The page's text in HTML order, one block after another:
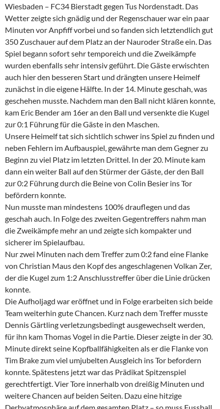
Wiesbaden – FC34 Bierstadt gegen Tus Nordenstadt. Das
Wetter zeigte sich gnädig und der Regenschauer war ein paar
Minuten vor Anpfiff vorbei und so fanden sich letztendlich gut
350 Zuschauer auf dem Platz an der Nauroder Straße ein. Das
Spiel begann sofort sehr temporeich und die Zweikämpfe
wurden ebenfalls sehr intensiv geführt. Die Gäste erwischten
auch hier den besseren Start und drängten unsere Heimelf
zunächst in die eigene Hälfte. In der 14. Minute geschah, was
geschehen musste. Nachdem man den Ball nicht klären konnte,
kam Eric Bender am 16er an den Ball und versenkte die Kugel
zur 0:1 Führung für die Gäste in den Maschen.
Unsere Heimelf tat sich sichtlich schwer ins Spiel zu finden und
neben Fehlern im Aufbauspiel, gewährte man dem Gegner zu
Beginn zu viel Platz im letzten Drittel. In der 20. Minute kam
dann ein weiter Ball auf den Stürmer der Gäste, der den Ball
zur 0:2 Führung durch die Beine von Colin Besier ins Tor
befördern konnte.
Nun musste man mindestens 100% drauflegen und das
geschah auch. In Folge des zweiten Gegentreffers nahm man
die Zweikämpfe mehr an und zeigte sich kompakter und
sicherer im Spielaufbau.
Nur zwei Minuten nach dem Treffer zum 0:2 fand eine Flanke
von Christian Maus den Kopf des angeschlagenen Volkan Zer,
der die Kugel zum 1:2 Anschlusstreffer über die Linie drücken
konnte.
Die Aufholjagd war eröffnet und in Folge erarbeiten sich beide
Team weiterhin gute Chancen. Kurz nach dem Treffer musste
Dennis Gärtling verletzungsbedingt ausgewechselt werden,
für ihn kam Thomas Vogel in die Partie. Dieser zeigte in der 30.
Minute direkt seine Kopfballfähigkeiten als er die Flanke von
Tim Brake zum viel umjubelten Ausgleich ins Tor befordern
konnte. Spätestens jetzt war das Prädikat Spitzenspiel
gerechtfertigt. Vier Tore innerhalb von dreißig Minuten und
weitere Chancen auf beiden Seiten. Dazu eine hitzige